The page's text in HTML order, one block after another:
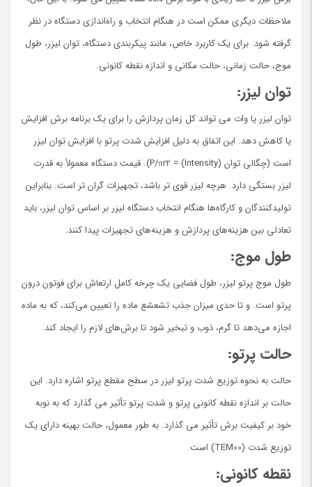
ملاحظات دیگری ممکن است در هنگام انتخاب و راه‌اندازی دستگاه در نظر
گرفته شود. برای یک کاربرد خاص، مانند پیکربندی دستگاه، توان لیزر، طول
موج، حالت زمانی، حالت مکانی و اندازه نقطه کانونی.
توان لیزر:
توان لیزر یا وات می تواند کل زمان پردازش را برای یک برنامه برش افزایش
یا کاهش دهد. این اتفاق به دلیل افزایش شدت پرتو با افزایش توان لیزر
است (چگالی توان (Intensity) = P/πr2). قیمت دستگاه معمولاً به قدرت
لیزر بستگی دارد. هرچه لیزر قوی تر باشد، تجهیزات گران تر است. بنابراین
تولیدکنندگان و کارگاه‌ها هنگام انتخاب دستگاه لیزر بر اساس توان لیزر، باید
تعادلی بین هزینه‌های پردازش و هزینه‌های تجهیزات پیدا کنند.
طول موج:
طول موج پرتو لیزر، طول فضایی یک چرخه کامل ارتعاش برای فوتون درون
پرتو است. و تا حدی میزان جذب تشعشع ماده را تعیین می‌کند، که به ماده
اجازه می‌دهد تا گرم، ذوب و تبخیر شود تا برش‌های لازم را ایجاد کند.
حالت پرتو:
حالت به نحوه توزیع شدت پرتو لیزر در سطح مقطع پرتو اشاره دارد. این
حالت بر اندازه نقطه کانونی پرتو و شدت پرتو تأثیر می گذارد که به نوبه
خود بر کیفیت برش تأثیر می گذارد. به طور معمول، حالت بهینه دارای یک
توزیع شدت (TEM00) است.
نقطه کانونی: